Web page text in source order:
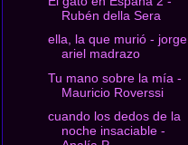
Rubén della Sera
ella, la que murió - jorge
ariel madrazo
Tu mano sobre la mía -
Mauricio Roverssi
cuando los dedos de la
noche insaciable -